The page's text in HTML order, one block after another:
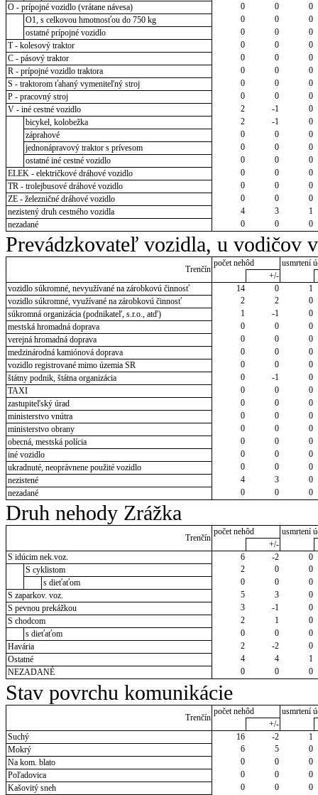
O - prípojné vozidlo (vrátane návesa)
0 0
0
O1, s celkovou hmotnosťou do 750 kg
0 0
0
ostatné prípojné vozidlo
0 0
0
T - kolesový traktor
0 0
0
C - pásový traktor
0 0
0
R - prípojné vozidlo traktora
0 0
0
S - traktorom ťahaný vymeniteľný stroj
0 0
0
P - pracovný stroj
0 0
0
V - iné cestné vozidlo
2 -1
0
bicykel, kolobežka
2 -1
0
záprahové
0 0
0
jednonápravový traktor s prívesom
0 0
0
ostatné iné cestné vozidlo
0 0
0
ELEK - električkové dráhové vozidlo
0 0
0
TR - trolejbusové dráhové vozidlo
0 0
0
ZE - železničné dráhové vozidlo
0 0
0
nezistený druh cestného vozidla
4 3
1
nezadané
0 0 0
Prevádzkovateľ vozidla, u vodičov
Trenčín
počet nehôd
usmrtení
+/-
vozidlo súkromné, nevyužívané na zárobkovú činnosť
14 0
1
vozidlo súkromné, využívané na zárobkovú činnosť
2 2
0
súkromná organizácia (podnikateľ, s.r.o., atď)
1 -1
0
mestská hromadná doprava
0 0
0
verejná hromadná doprava
0 0
0
medzinárodná kamiónová doprava
0 0
0
vozidlo registrované mimo územia SR
0 0
0
štátny podnik, štátna organizácia
0 -1
0
TAXI
0 0
0
zastupiteľský úrad
0 0
0
ministerstvo vnútra
0 0
0
ministerstvo obrany
0 0
0
obecná, mestská polícia
0 0
0
iné vozidlo
0 0
0
ukradnuté, neoprávnene použité vozidlo
0 0
0
nezistené
4 3
0
nezadané
0 0 0
Druh nehody Zrážka
Trenčín
počet nehôd
usmrtení
+/-
S idúcim nek.voz.
6 -2
0
S cyklistom
2 0
0
s dieťaťom
0 0
0
S zaparkov. voz.
5 3
0
S pevnou prekážkou
3 -1
0
S chodcom
2 1
0
s dieťaťom
0 0
0
Havária
2 -2
0
Ostatné
4 4
1
NEZADANÉ
0 0 0
Stav povrchu komunikácie
Trenčín
počet nehôd
usmrtení
+/-
Suchý
16 -2
1
Mokrý
6 5
0
Na kom. blato
0 0
0
Poľadovica
0 0
0
Kašovitý sneh
0 0
0